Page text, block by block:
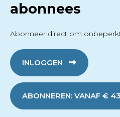
abonnees
Abonneer direct om
INLOGGEN
ABONNEREN: VANAF €